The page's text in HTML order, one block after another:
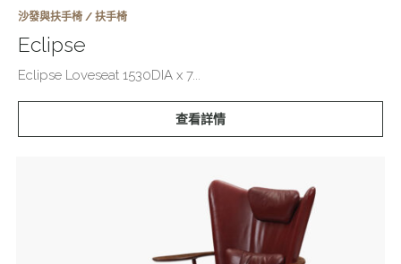
沙發與扶手椅 / 扶手椅
Eclipse
Eclipse Loveseat 1530DIA x 7...
查看詳情